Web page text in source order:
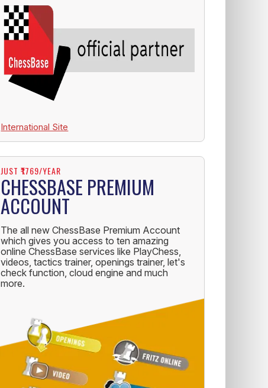
International Site
JUST ₹1769/YEAR
CHESSBASE PREMIUM
ACCOUNT
The all new ChessBase Premium Account
which gives you access to ten amazing
online ChessBase services like PlayChess,
videos, tactics trainer, openings trainer, let's
check function, cloud engine and much
more.